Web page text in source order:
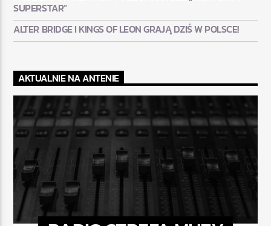
SUPERSTAR”
ALTER BRIDGE I KINGS OF LEON GRAJĄ DZIŚ W POLSCE!
AKTUALNIE NA ANTENIE